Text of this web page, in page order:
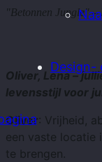
Design-
"Betonnen Jungle"
Oliver, Lena –
levensstijl voor
Oliver: Vrijheid,
een vaste locatie
te brengen.